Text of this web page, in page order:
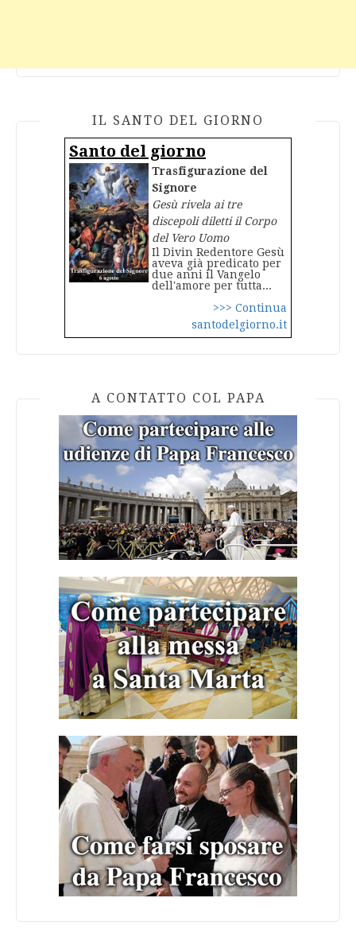
IL SANTO DEL GIORNO
Santo del giorno
Trasfigurazione del
Signore
Gesù rivela ai tre
discepoli diletti il Corpo
del Vero Uomo
Il Divin Redentore Gesù
aveva già predicato per
due anni il Vangelo
dell'amore per tutta...
>>> Continua
santodelgiorno.it
A CONTATTO COL PAPA